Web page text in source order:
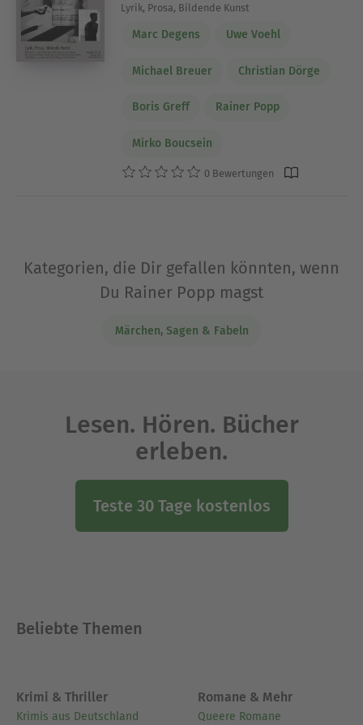
Lyrik, Prosa, Bildende Kunst
Marc Degens Uwe Voehl
Michael Breuer Christian Dörge
Boris Greff Rainer Popp
Mirko Boucsein
0 Bewertungen
Kategorien, die Dir gefallen könnten, wenn
Du Rainer Popp magst
Märchen, Sagen & Fabeln
Lesen. Hören. Bücher
erleben.
Teste 30 Tage kostenlos
Beliebte Themen
Krimi & Thriller
Krimis aus Deutschland
Romane & Mehr
Queere Romane